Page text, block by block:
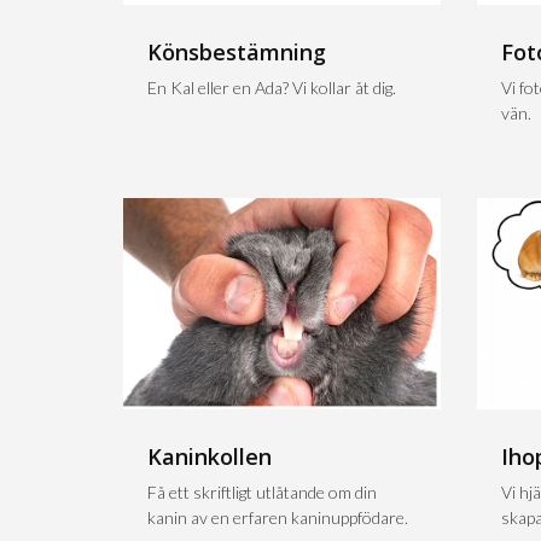
Könsbestämning
En Kal eller en Ada? Vi kollar åt dig.
Vi
vän.
Kaninkollen
Få ett skriftligt utlåtande om din
kanin av en erfaren kaninuppfödare.
Vi